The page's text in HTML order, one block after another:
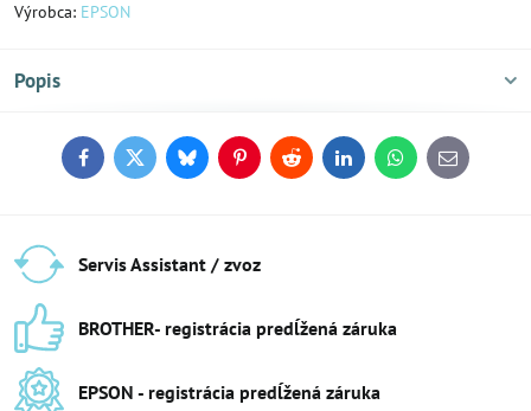
Výrobca: EPSON
Popis
FacebookTwitterBlueskyPinterestReddit LinkedInWhatsApp
E-
mail
Servis Assistant / zvoz
BROTHER- registrácia predĺžená záruka
EPSON - registrácia predĺžená záruka